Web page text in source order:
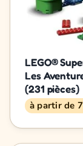
LEGO®
Les
(231 pièces)
à partir de